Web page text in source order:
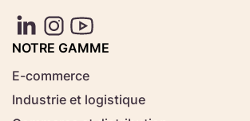
Aucun fichier
NOTRE GAMME
E-commerce
Industrie et logistique